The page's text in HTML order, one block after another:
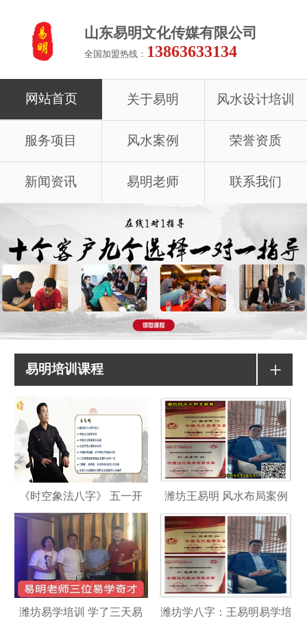
山东易明文化传媒有限公司
全国加盟热线： 13863633134
网站首页 关于易明 风水设计培训
服务项目 风水案例 荣誉资质
新闻资讯 易明老师 联系我们
易明培训课程 +
《时空象法八字》 五一开 潍坊王易明 风水布局案例
潍坊易学培训 学了三天易 潍坊学八字：王易明易学培